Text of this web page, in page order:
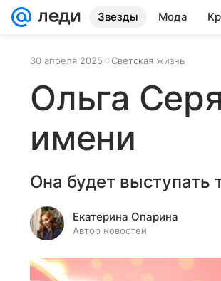
Звезды Мода
30 апреля 2025 Светская жизнь
Ольга
имени
Она будет выступать
Екатерина Опарина
Автор новостей